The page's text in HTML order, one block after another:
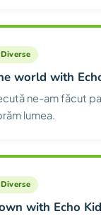
Diverse
world with
ne-am făcut
lumea.
Diverse
with Echo